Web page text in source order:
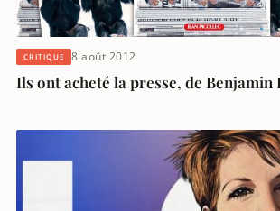
CRITIQUE 8 août 2012
Ils ont acheté la presse, de Benjamin